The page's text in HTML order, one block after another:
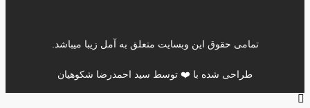
تمامی حقوق این وبسایت متعلق به آمل زیبا میباشد.
طراحی شده با ❤️ توسط سید احمدرضا شکوهیان